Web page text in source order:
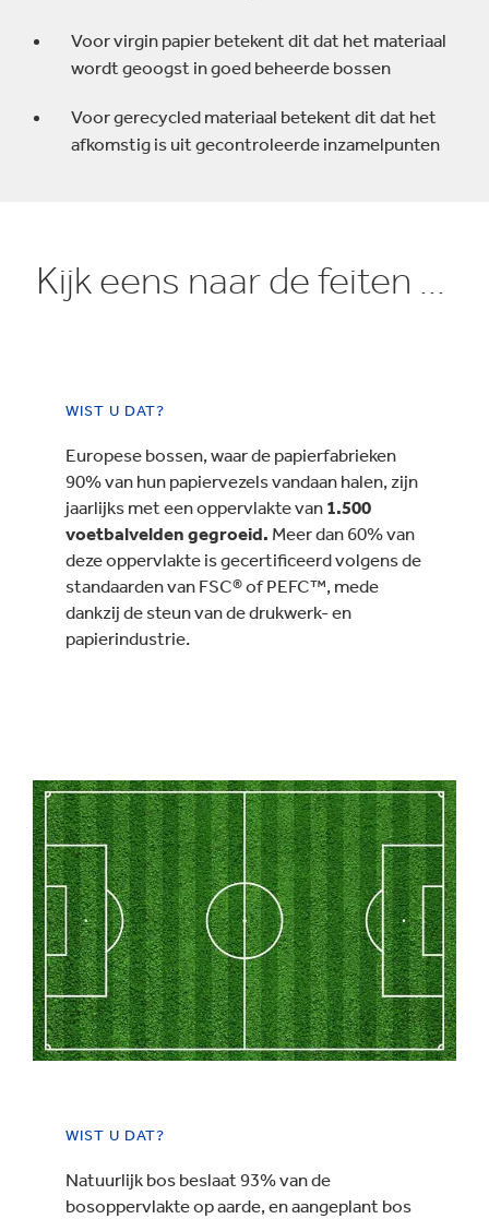
Voor virgin papier betekent dit dat het materiaal
wordt geoogst in goed beheerde bossen
Voor gerecycled materiaal betekent dit dat het
afkomstig is uit gecontroleerde inzamelpunten
Kijk eens naar de feiten ...
WIST U DAT?
Europese bossen, waar de papierfabrieken
90% van hun papiervezels vandaan halen, zijn
jaarlijks met een oppervlakte van 1.500
voetbalvelden gegroeid. Meer dan 60% van
deze oppervlakte is gecertificeerd volgens de
standaarden van FSC® of PEFC™, mede
dankzij de steun van de drukwerk- en
papierindustrie.
WIST U DAT?
Natuurlijk bos beslaat 93% van de
bosoppervlakte op aarde, en aangeplant bos